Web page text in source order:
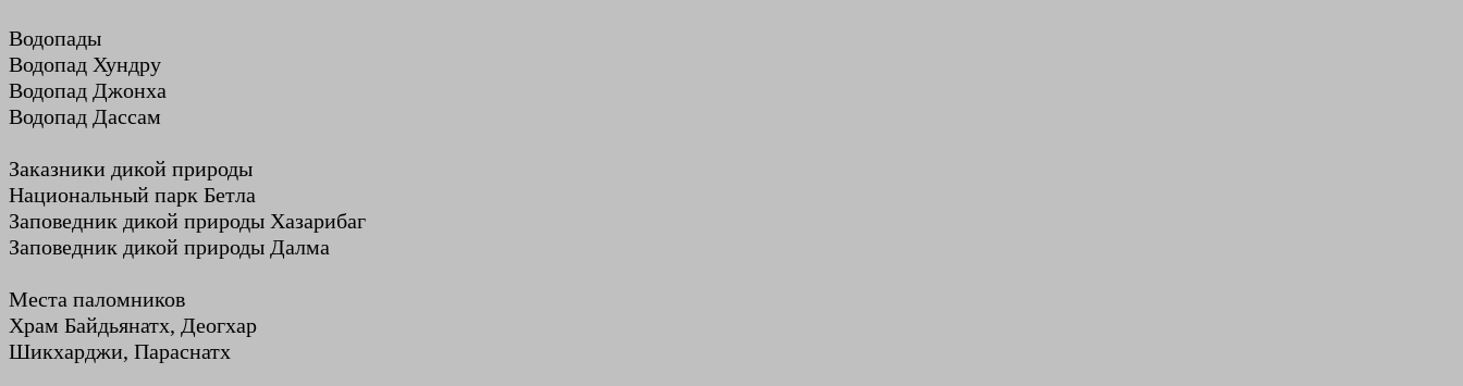
Водопады
Водопад Хундру
Водопад Джонха
Водопад Дассам
Заказники дикой природы
Национальный парк Бетла
Заповедник дикой природы Хазарибаг
Заповедник дикой природы Далма
Места паломников
Храм Байдьянатх, Деогхар
Шикхарджи, Параснатх